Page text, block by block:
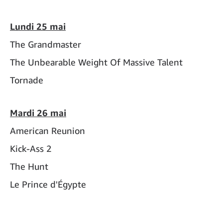
Lundi 25 mai
The Grandmaster
The Unbearable Weight Of Massive Talent
Tornade
Mardi 26 mai
American Reunion
Kick-Ass 2
The Hunt
Le Prince d'Égypte